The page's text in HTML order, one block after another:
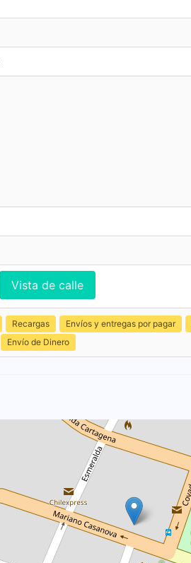
Vista de calle
Recargas Envíos y entregas por pagar
Envío de Dinero